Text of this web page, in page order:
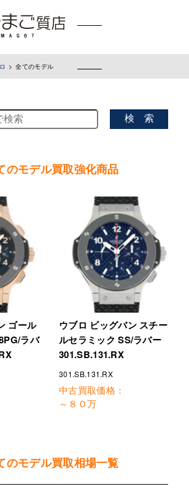
toggle
全てのモデル
検 索
のモデル買取強化商品
ゴール
ラバ
ウブロ ビッグバン スチー
ルセラミック SS/ラバー
301.SB.131.RX
301.SB.131.RX
中古買取価格：
～８０万
のモデル買取相場一覧